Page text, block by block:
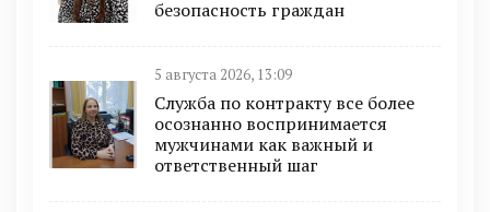
безопасность граждан
5 августа 2026, 13:09
Служба по контракту все более
осознанно воспринимается
мужчинами как важный и
ответственный шаг